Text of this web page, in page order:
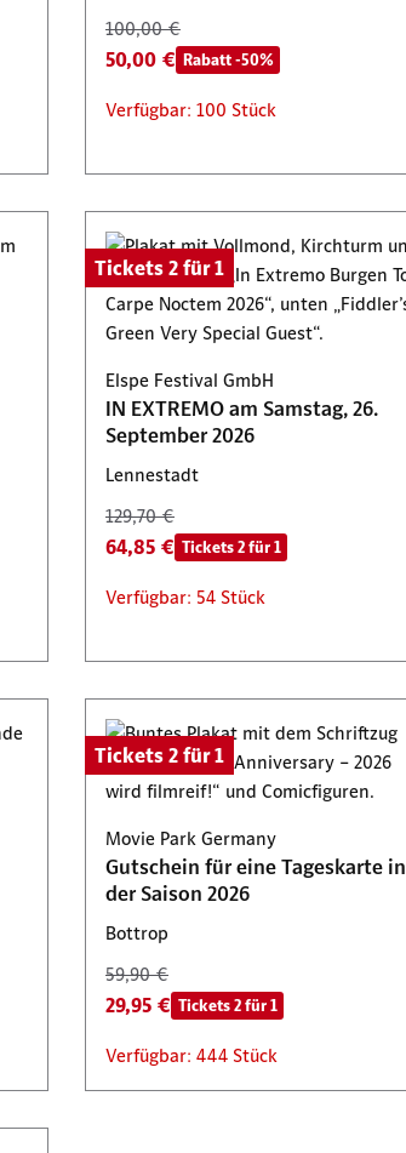
100,00 €
50,00 € Rabatt -50%
Verfügbar: 100 Stück
Tickets 2 für 1
Elspe Festival GmbH
IN EXTREMO am Samstag, 26.
September 2026
Lennestadt
129,70 €
64,85 € Tickets 2 für 1
Verfügbar: 54 Stück
Tickets 2 für 1
Movie Park Germany
Gutschein für eine Tageskarte in
der Saison 2026
Bottrop
59,90 €
29,95 € Tickets 2 für 1
Verfügbar: 444 Stück